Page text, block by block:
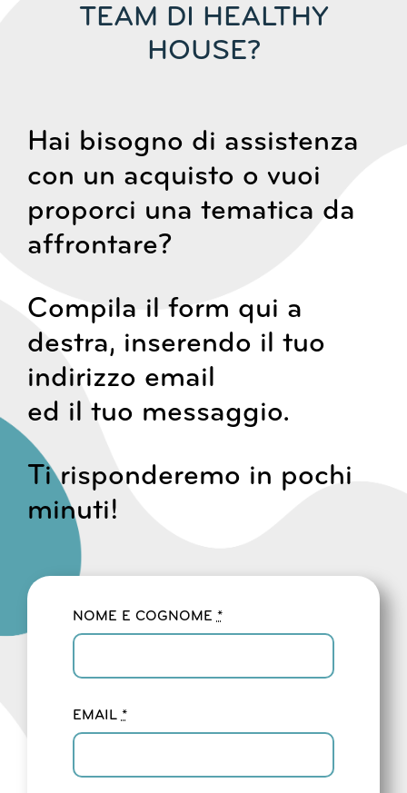
TEAM DI HEALTHY
HOUSE?
Hai bisogno di assistenza
con un acquisto o vuoi
proporci una tematica da
affrontare?
Compila il form qui a
destra, inserendo il tuo
indirizzo email
ed il tuo messaggio.
Ti risponderemo in pochi
minuti!
NOME E COGNOME *
EMAIL *